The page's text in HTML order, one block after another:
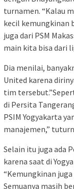
turnamen. “Kalau
kecil kemungkinan
juga dari PSM
main kita bisa dari
Dia menilai,
United karena
tim
di Persita
PSIM Yogyakarta
manajemen,”
Selain itu juga ada
karena saat di
“Kemungkinan juga
Semuanya masih